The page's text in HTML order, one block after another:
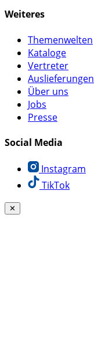
Weiteres
Themenwelten
Kataloge
Vertreter
Auslieferungen
Über uns
Jobs
Presse
Social Media
Instagram
TikTok
✕